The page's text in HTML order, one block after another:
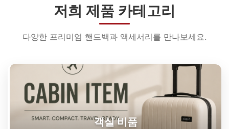
저희 제품 카테고리
다양한 프리미엄 핸드백과 액세서리를 만나보세요.
객실 비품